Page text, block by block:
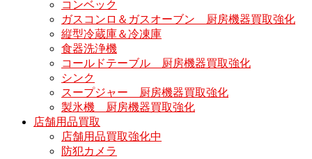
コンベック
ガスコンロ＆ガスオーブン 厨房機器買取強化
縦型冷蔵庫＆冷凍庫
食器洗浄機
コールドテーブル 厨房機器買取強化
シンク
スープジャー 厨房機器買取強化
製氷機 厨房機器買取強化
店舗用品買取
店舗用品買取強化中
防犯カメラ